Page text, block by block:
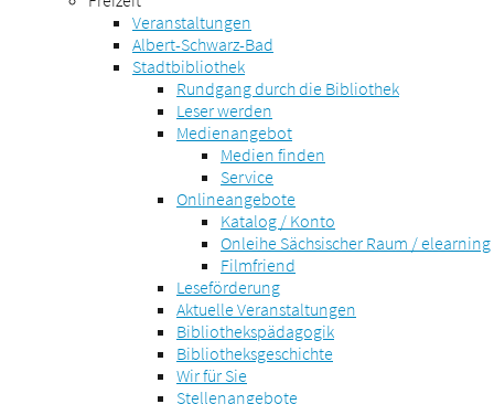
Veranstaltungen
Albert-Schwarz-Bad
Stadtbibliothek
Rundgang durch die Bibliothek
Leser werden
Medienangebot
Medien finden
Service
Onlineangebote
Katalog / Konto
Onleihe Sächsischer Raum / elearning
Filmfriend
Leseförderung
Aktuelle Veranstaltungen
Bibliothekspädagogik
Bibliotheksgeschichte
Wir für Sie
Stellenangebote